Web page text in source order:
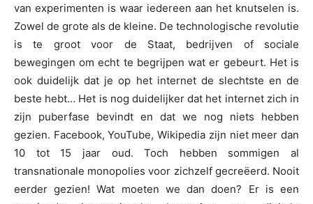
van experimenten is waar iedereen aan het knutselen is.
Zowel de grote als de kleine. De technologische revolutie
is te groot voor de Staat, bedrijven of sociale
bewegingen om echt te begrijpen wat er gebeurt. Het is
ook duidelijk dat je op het internet de slechtste en de
beste hebt… Het is nog duidelijker dat het internet zich in
zijn puberfase bevindt en dat we nog niets hebben
gezien. Facebook, YouTube, Wikipedia zijn niet meer dan
10 tot 15 jaar oud. Toch hebben sommigen al
transnationale monopolies voor zichzelf gecreëerd. Nooit
eerder gezien! Wat moeten we dan doen? Er is een